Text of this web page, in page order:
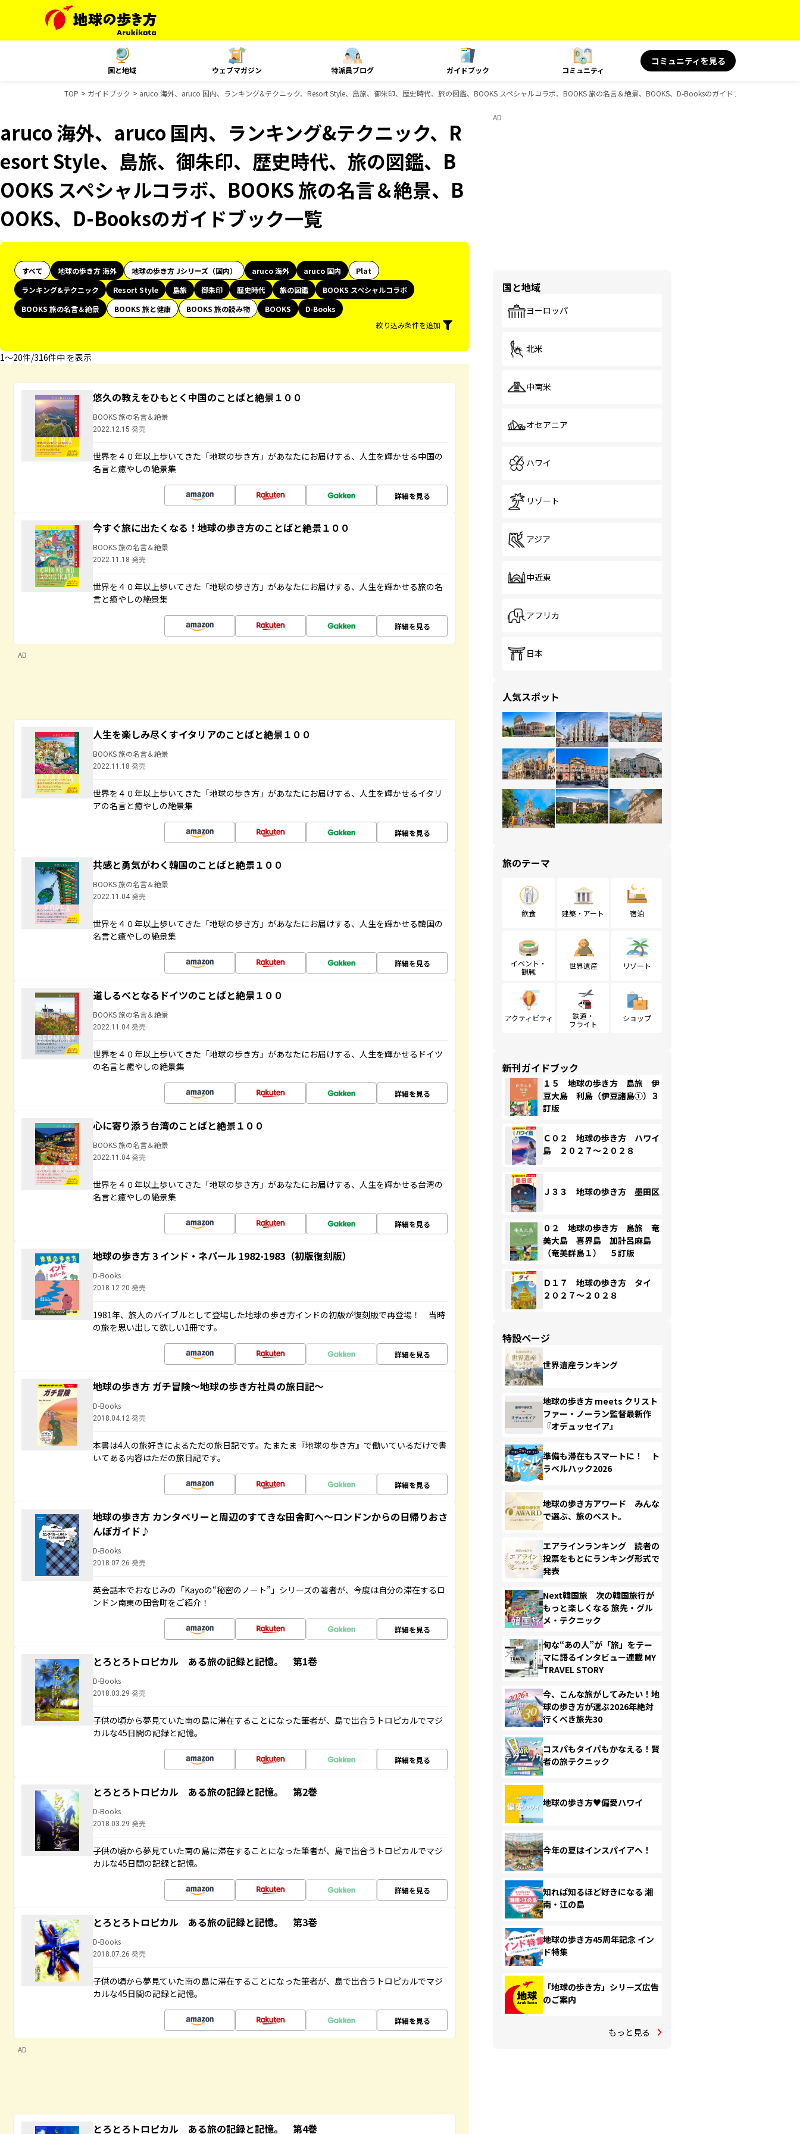
国と地域 ウェブマガジン 特派員ブログ ガイドブック コミュニティ
コミュニティを見る
TOP ガイドブック aruco 海外、aruco 国内、ランキング&テクニック、Resort Style、島旅、御朱印、歴史時代、旅の図鑑、BOOKS スペシャルコラボ、BOOKS 旅の名言＆絶景、BOOKS、D-Booksのガイドブック一覧
aruco 海外、aruco 国内、ランキング&テクニック、R
esort Style、島旅、御朱印、歴史時代、旅の図鑑、B
OOKS スペシャルコラボ、BOOKS 旅の名言＆絶景、B
OOKS、D-Booksのガイドブック一覧
すべて 地球の歩き方 海外 地球の歩き方 Jシリーズ（国内） aruco 海外 aruco 国内
Plat
ランキング&テクニック
Resort Style 島旅 御朱印 歴史時代 旅の図鑑
BOOKS スペシャルコラボ
BOOKS 旅の名言＆絶景
BOOKS 旅と健康 BOOKS 旅の読み物 BOOKS
D-Books
絞り込み条件を追加
1〜20件/316件中 を表示
悠久の教えをひもとく中国のことばと絶景１００
BOOKS 旅の名言＆絶景
2022.12.15 発売
世界を４０年以上歩いてきた「地球の歩き方」があなたにお届けする、人生を輝かせる中国の
名言と癒やしの絶景集
詳細を見る
今すぐ旅に出たくなる！地球の歩き方のことばと絶景１００
BOOKS 旅の名言＆絶景
2022.11.18 発売
世界を４０年以上歩いてきた「地球の歩き方」があなたにお届けする、人生を輝かせる旅の名
言と癒やしの絶景集
詳細を見る
AD
人生を楽しみ尽くすイタリアのことばと絶景１００
BOOKS 旅の名言＆絶景
2022.11.18 発売
世界を４０年以上歩いてきた「地球の歩き方」があなたにお届けする、人生を輝かせるイタリ
アの名言と癒やしの絶景集
詳細を見る
共感と勇気がわく韓国のことばと絶景１００
BOOKS 旅の名言＆絶景
2022.11.04 発売
世界を４０年以上歩いてきた「地球の歩き方」があなたにお届けする、人生を輝かせる韓国の
名言と癒やしの絶景集
詳細を見る
道しるべとなるドイツのことばと絶景１００
BOOKS 旅の名言＆絶景
2022.11.04 発売
世界を４０年以上歩いてきた「地球の歩き方」があなたにお届けする、人生を輝かせるドイツ
の名言と癒やしの絶景集
詳細を見る
心に寄り添う台湾のことばと絶景１００
BOOKS 旅の名言＆絶景
2022.11.04 発売
世界を４０年以上歩いてきた「地球の歩き方」があなたにお届けする、人生を輝かせる台湾の
名言と癒やしの絶景集
詳細を見る
地球の歩き方 3 インド・ネパール 1982-1983（初版復刻版）
D-Books
2018.12.20 発売
1981年、旅人のバイブルとして登場した地球の歩き方インドの初版が復刻版で再登場！ 当時
の旅を思い出して欲しい1冊です。
詳細を見る
地球の歩き方 ガチ冒険～地球の歩き方社員の旅日記～
D-Books
2018.04.12 発売
本書は4人の旅好きによるただの旅日記です。たまたま『地球の歩き方』で働いているだけで書
いてある内容はただの旅日記です。
詳細を見る
地球の歩き方 カンタベリーと周辺のすてきな田舎町へ～ロンドンからの日帰りおさ
んぽガイド♪
D-Books
2018.07.26 発売
英会話本でおなじみの「Kayoの“秘密のノート”」シリーズの著者が、今度は自分の滞在するロ
ンドン南東の田舎町をご紹介！
詳細を見る
とろとろトロピカル ある旅の記録と記憶。 第1巻
D-Books
2018.03.29 発売
子供の頃から夢見ていた南の島に滞在することになった筆者が、島で出合うトロピカルでマジ
カルな45日間の記録と記憶。
詳細を見る
とろとろトロピカル ある旅の記録と記憶。 第2巻
D-Books
2018.03.29 発売
子供の頃から夢見ていた南の島に滞在することになった筆者が、島で出合うトロピカルでマジ
カルな45日間の記録と記憶。
詳細を見る
とろとろトロピカル ある旅の記録と記憶。 第3巻
D-Books
2018.07.26 発売
子供の頃から夢見ていた南の島に滞在することになった筆者が、島で出合うトロピカルでマジ
カルな45日間の記録と記憶。
詳細を見る
AD
とろとろトロピカル ある旅の記録と記憶。 第4巻
AD
国と地域
ヨーロッパ
北米
中南米
オセアニア
ハワイ
リゾート
アジア
中近東
アフリカ
日本
人気スポット
旅のテーマ
飲食 建築・アート 宿泊
イベント・
観戦
世界遺産 リゾート
アクティビティ
鉄道・
フライト
ショップ
新刊ガイドブック
１５ 地球の歩き方 島旅 伊
豆大島 利島（伊豆諸島①）３
訂版
Ｃ０２ 地球の歩き方 ハワイ
島 ２０２７～２０２８
Ｊ３３ 地球の歩き方 墨田区
０２ 地球の歩き方 島旅 奄
美大島 喜界島 加計呂麻島
（奄美群島１） ５訂版
Ｄ１７ 地球の歩き方 タイ
２０２７～２０２８
特設ページ
世界遺産ランキング
地球の歩き方 meets クリスト
ファー・ノーラン監督最新作
『オデュッセイア』
準備も滞在もスマートに！ ト
ラベルハック2026
地球の歩き方アワード みんな
で選ぶ、旅のベスト。
エアラインランキング 読者の
投票をもとにランキング形式で
発表
Next韓国旅 次の韓国旅行が
もっと楽しくなる 旅先・グル
メ・テクニック
旬な“あの人”が「旅」をテー
マに語るインタビュー連載 MY
TRAVEL STORY
今、こんな旅がしてみたい！地
球の歩き方が選ぶ2026年絶対
行くべき旅先30
コスパもタイパもかなえる！賢
者の旅テクニック
地球の歩き方♥偏愛ハワイ
今年の夏はインスパイアへ！
知れば知るほど好きになる 湘
南・江の島
地球の歩き方45周年記念 イン
ド特集
「地球の歩き方」シリーズ広告
のご案内
もっと見る